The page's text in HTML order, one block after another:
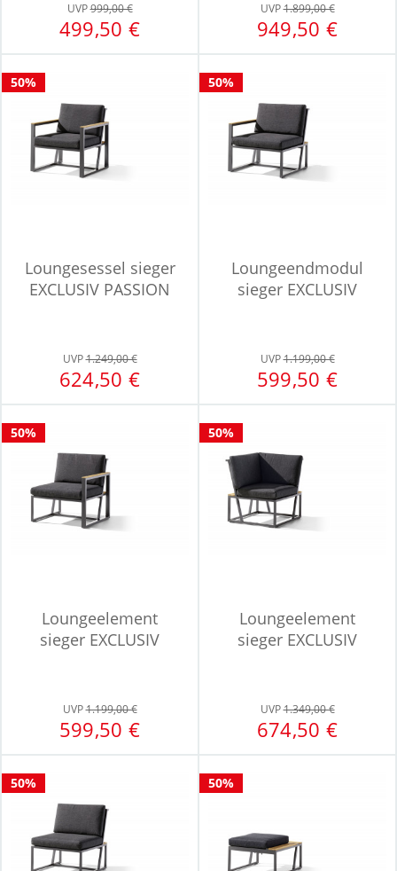
UVP999,00 €
499,50 €
UVP1.899,00 €
949,50 €
50%
Loungesessel sieger
EXCLUSIV PASSION
UVP1.249,00 €
624,50 €
50%
Loungeendmodul
sieger EXCLUSIV
UVP1.199,00 €
599,50 €
50%
Loungeelement
sieger EXCLUSIV
UVP1.199,00 €
599,50 €
50%
Loungeelement
sieger EXCLUSIV
UVP1.349,00 €
674,50 €
50% 50%